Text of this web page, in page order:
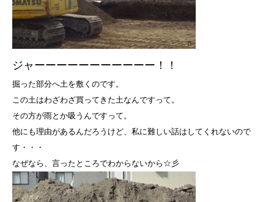
ジャーーーーーーーーーーー！！
掘った部分へ土を敷くのです。
この土はわざわざ買ってきた土なんですって。
その方が雨とか吸うんですって。
他にも理由があるんだろうけど、私に難しい話はしてくれないので
す・・・
なぜなら、言ったところでわからないから☆彡